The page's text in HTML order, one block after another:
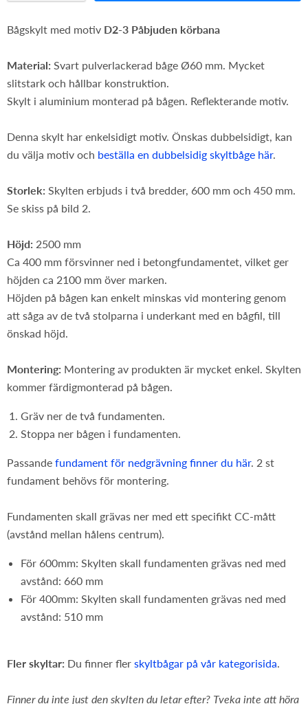
Bågskylt med motiv D2-3 Påbjuden körbana
Material: Svart pulverlackerad båge Ø60 mm. Mycket
slitstark och hållbar konstruktion.
Skylt i aluminium monterad på bågen. Reflekterande motiv.
Denna skylt har enkelsidigt motiv. Önskas dubbelsidigt, kan
du välja motiv och beställa en dubbelsidig skyltbåge här.
Storlek: Skylten erbjuds i två bredder, 600 mm och 450 mm.
Se skiss på bild 2.
Höjd: 2500 mm
Ca 400 mm försvinner ned i betongfundamentet, vilket ger
höjden ca 2100 mm över marken.
Höjden på bågen kan enkelt minskas vid montering genom
att såga av de två stolparna i underkant med en bågfil, till
önskad höjd.
Montering: Montering av produkten är mycket enkel. Skylten
kommer färdigmonterad på bågen.
Gräv ner de två fundamenten.
Stoppa ner bågen i fundamenten.
Passande fundament för nedgrävning finner du här. 2 st
fundament behövs för montering.
Fundamenten skall grävas ner med ett specifikt CC-mått
(avstånd mellan hålens centrum).
För 600mm: Skylten skall fundamenten grävas ned med
avstånd: 660 mm
För 400mm: Skylten skall fundamenten grävas ned med
avstånd: 510 mm
Fler skyltar: Du finner fler skyltbågar på vår kategorisida.
Finner du inte just den skylten du letar efter? Tveka inte att höra